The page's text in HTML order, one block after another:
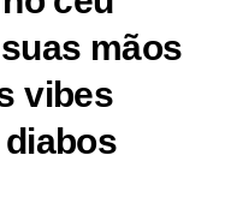
mãos
vibes